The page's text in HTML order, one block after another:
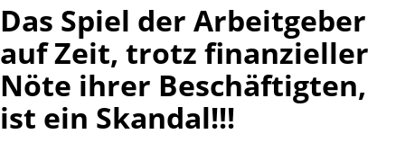
Das Spiel der Arbeitgeber
auf Zeit, trotz finanzieller
Nöte ihrer Beschäftigten,
ist ein Skandal!!!